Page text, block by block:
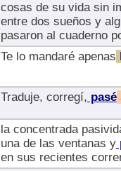
cosas de su vida sin
entre dos sueños y
pasaron al cuaderno
Te lo mandaré apenas
Traduje, corregí, pasé
la concentrada
una de las ventanas y
en sus recientes